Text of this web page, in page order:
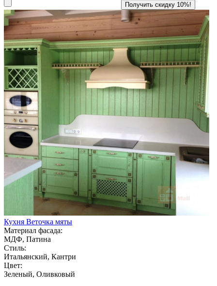
Кухня Веточка мяты
Материал фасада:
МДФ, Патина
Стиль:
Итальянский, Кантри
Цвет:
Зеленый, Оливковый